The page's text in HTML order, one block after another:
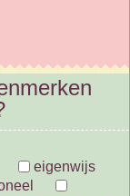
eigenwijs